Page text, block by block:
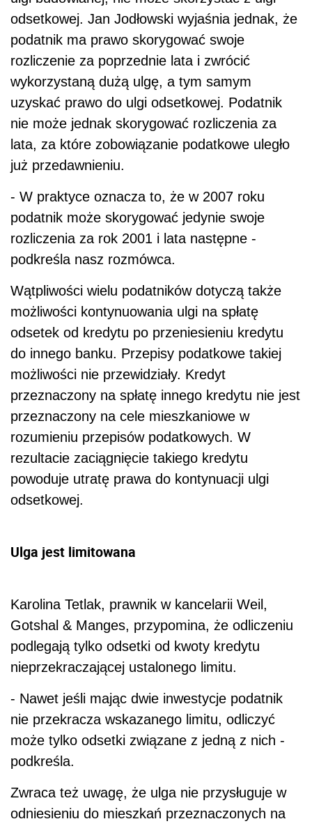
odsetkowej. Jan Jodłowski wyjaśnia jednak, że
podatnik ma prawo skorygować swoje
rozliczenie za poprzednie lata i zwrócić
wykorzystaną dużą ulgę, a tym samym
uzyskać prawo do ulgi odsetkowej. Podatnik
nie może jednak skorygować rozliczenia za
lata, za które zobowiązanie podatkowe uległo
już przedawnieniu.
- W praktyce oznacza to, że w 2007 roku
podatnik może skorygować jedynie swoje
rozliczenia za rok 2001 i lata następne -
podkreśla nasz rozmówca.
Wątpliwości wielu podatników dotyczą także
możliwości kontynuowania ulgi na spłatę
odsetek od kredytu po przeniesieniu kredytu
do innego banku. Przepisy podatkowe takiej
możliwości nie przewidziały. Kredyt
przeznaczony na spłatę innego kredytu nie jest
przeznaczony na cele mieszkaniowe w
rozumieniu przepisów podatkowych. W
rezultacie zaciągnięcie takiego kredytu
powoduje utratę prawa do kontynuacji ulgi
odsetkowej.
Ulga jest limitowana
Karolina Tetlak, prawnik w kancelarii Weil,
Gotshal & Manges, przypomina, że odliczeniu
podlegają tylko odsetki od kwoty kredytu
nieprzekraczającej ustalonego limitu.
- Nawet jeśli mając dwie inwestycje podatnik
nie przekracza wskazanego limitu, odliczyć
może tylko odsetki związane z jedną z nich -
podkreśla.
Zwraca też uwagę, że ulga nie przysługuje w
odniesieniu do mieszkań przeznaczonych na